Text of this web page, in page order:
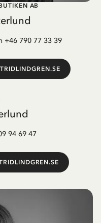
AB
+46 790 77 33 39